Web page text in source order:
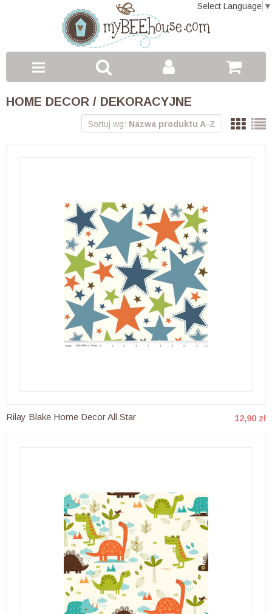
Select Language ▼
Toggle
HOME DECOR / DEKORACYJNE
Sortuj wg: Nazwa produktu A-Z
12,90 zł
Rilay Blake Home Decor All Star